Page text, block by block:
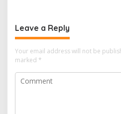
a
v
i
g
a
Leave a Reply
Your email address will not be
marked *